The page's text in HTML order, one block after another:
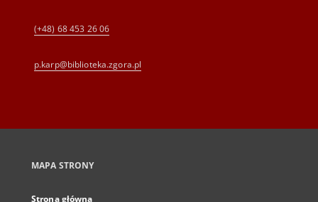
(+48) 68 453 26 06
p.karp@biblioteka.zgora.pl
MAPA STRONY
Strona główna